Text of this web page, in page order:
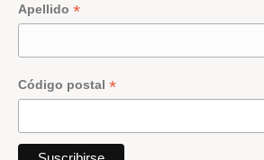
Apellido *
Código postal *